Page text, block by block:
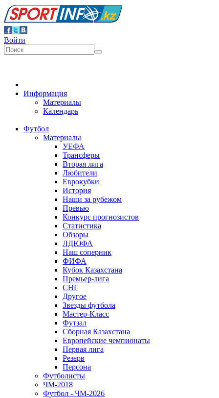
Войти
Информация
Материалы
Календарь
Футбол
Материалы
УЕФА
Трансферы
Вторая лига
Любители
Еврокубки
История
Наши за рубежом
Превью
Конкурс прогнозистов
Статистика
Обзоры
ЛДЮФА
Наш соперник
ФИФА
Кубок Казахстана
Премьер-лига
СНГ
Другое
Звезды футбола
Мастер-Класс
Футзал
Сборная Казахстана
Европейские чемпионаты
Первая лига
Резерв
Персона
Футболисты
ЧМ-2018
Футбол - ЧМ-2026